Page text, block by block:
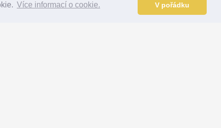
Více informací o cookie. V pořádku